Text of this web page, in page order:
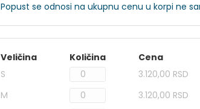
Popust se odnosi na ukupnu cenu u korpi ne
Veličina Količina Cena
S
3.120,00 RSD
M
3.120,00 RSD